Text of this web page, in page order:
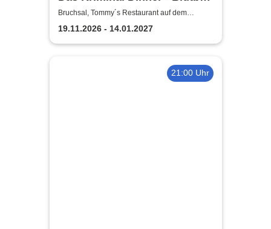
im Gemeinderat
Bruchsal, Tommy´s Restaurant auf dem
Michaelsberg
19.11.2026 - 14.01.2027
21:00 Uhr